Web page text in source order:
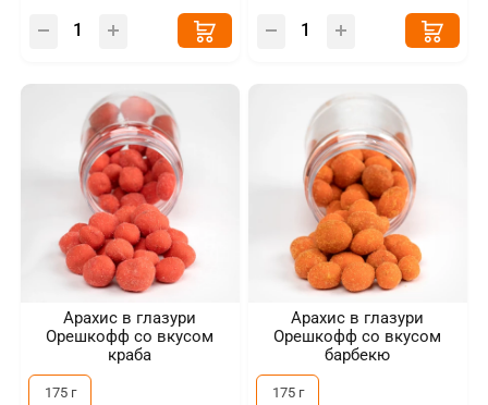
Арахис в глазури
Орешкофф со вкусом
краба
175 г
Арахис в глазури
Орешкофф со вкусом
барбекю
175 г